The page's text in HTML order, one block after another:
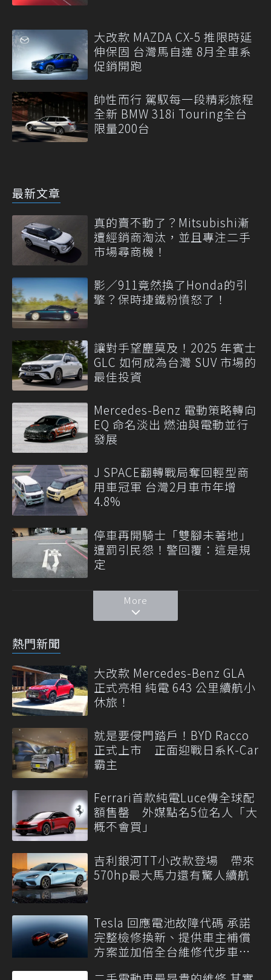
大改款 MAZDA CX-5 推限時延
伸保固 台灣馬自達 8月全車系
促銷開跑
帥性而行 駕馭每一段精彩旅程
全新 BMW 318i Touring全台
限量200台
最新文章
真的賣不動了？Mitsubishi漸
遭經銷商淘汰，並且專注二手
市場尋商機！
影／911竟然換了Honda的引
擎？保時捷鐵粉憤怒了！
讓對手望塵莫及！2025 年賓士
GLC 如何成為台灣 SUV 市場的
最佳投資
Mercedes-Benz 電動策略轉向
EQ 命名淡出 燃油與電動並行
發展
J SPACE翻轉戰局奪回輕型商
用車冠軍 台灣2月車市年增
4.8%
停車再開騎士「雙腳未著地」
遭罰引民怨！警回覆：這是規
定
More
熱門新聞
大改款 Mercedes-Benz GLA
正式亮相 純電 643 公里續航小
休旅！
就是要侵門踏戶！BYD Racco
正式上市 正面迎戰日系K-Car
霸主
Ferrari首款純電Luce傳全球配
額售罄 外媒點名5位名人「大
概不會買」
吉利銀河TT小改款登場 帶來
570hp最大馬力還有驚人續航
Tesla 回應電池故障代碼 承諾
完整檢修換新、提供車主補償
方案並加倍全台維修代步車數